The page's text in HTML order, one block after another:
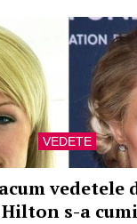
VEDETE
vedetele
Hilton s-a